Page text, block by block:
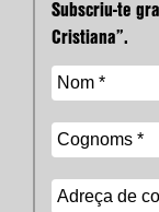
Subscriu-te
Cristiana”.